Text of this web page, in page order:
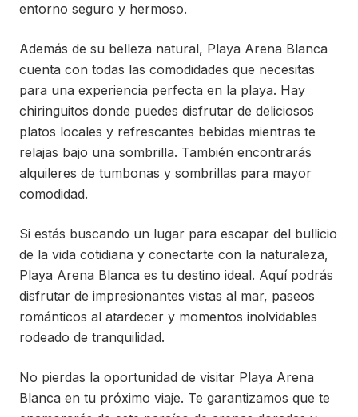
entorno seguro y hermoso.
Además de su belleza natural, Playa Arena Blanca
cuenta con todas las comodidades que necesitas
para una experiencia perfecta en la playa. Hay
chiringuitos donde puedes disfrutar de deliciosos
platos locales y refrescantes bebidas mientras te
relajas bajo una sombrilla. También encontrarás
alquileres de tumbonas y sombrillas para mayor
comodidad.
Si estás buscando un lugar para escapar del bullicio
de la vida cotidiana y conectarte con la naturaleza,
Playa Arena Blanca es tu destino ideal. Aquí podrás
disfrutar de impresionantes vistas al mar, paseos
románticos al atardecer y momentos inolvidables
rodeado de tranquilidad.
No pierdas la oportunidad de visitar Playa Arena
Blanca en tu próximo viaje. Te garantizamos que te